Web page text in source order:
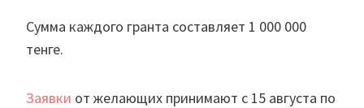
Сумма каждого гранта составляет 1 000 000
тенге.
Заявки от желающих принимают с 15 августа по